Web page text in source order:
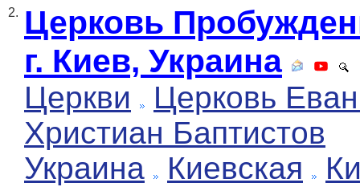
2. Церковь
г. Киев, Украина
Церкви
Церковь
Христиан Баптистов
Украина
Киевская